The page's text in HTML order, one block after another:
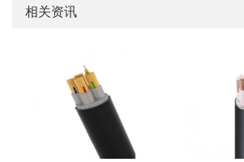
相关资讯